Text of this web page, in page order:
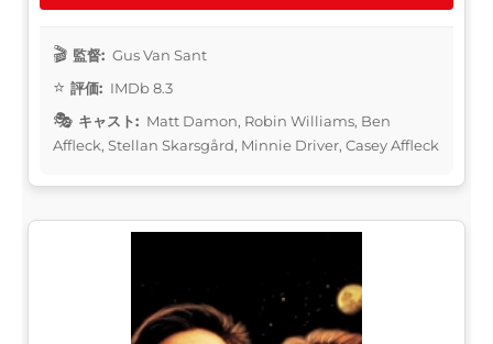
監督: Gus Van Sant
評価: IMDb 8.3
キャスト: Matt Damon, Robin Williams, Ben
Affleck, Stellan Skarsgård, Minnie Driver, Casey Affleck